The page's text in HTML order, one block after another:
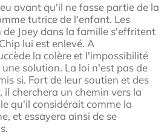
avant qu'il ne fasse partie de la
tutrice de l'enfant. Les
Joey dans la famille s'effritent
lui est enlevé. A
la colère et l'impossibilité
solution. La loi n'est pas de
si. Fort de leur soutien et des
il cherchera un chemin vers la
qu'il considérait comme la
et essayera ainsi de se